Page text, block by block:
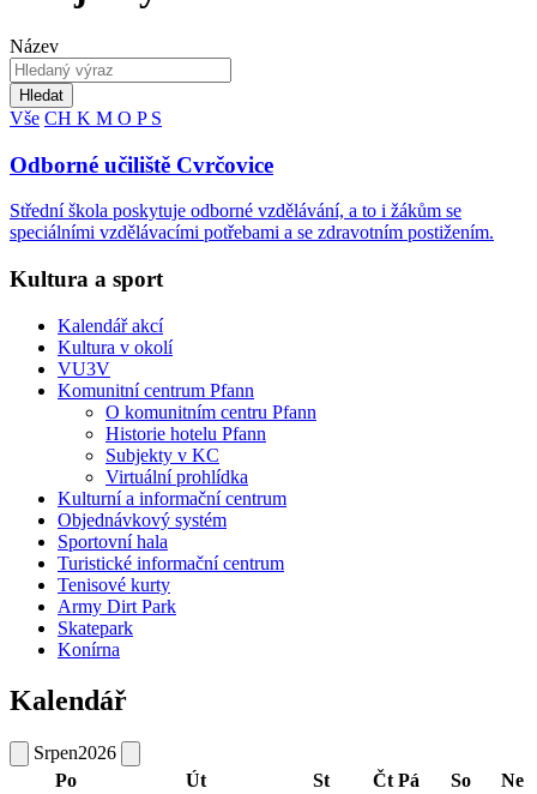
Název
Hledat
Vše CH K M O P S
Odborné učiliště Cvrčovice
Střední škola poskytuje odborné vzdělávání, a to i žákům se
speciálními vzdělávacími potřebami a se zdravotním postižením.
Kultura a sport
Kalendář akcí
Kultura v okolí
VU3V
Komunitní centrum Pfann
O komunitním centru Pfann
Historie hotelu Pfann
Subjekty v KC
Virtuální prohlídka
Kulturní a informační centrum
Objednávkový systém
Sportovní hala
Turistické informační centrum
Tenisové kurty
Army Dirt Park
Skatepark
Konírna
Kalendář
Srpen2026
Po
Út St Čt Pá So Ne